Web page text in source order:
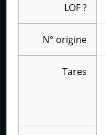
LOF?
N° origine
Tares